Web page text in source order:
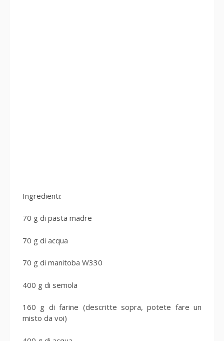
Ingredienti:
70 g di pasta madre
70 g di acqua
70 g di manitoba W330
400 g di semola
160 g di farine (descritte sopra, potete fare un
misto da voi)